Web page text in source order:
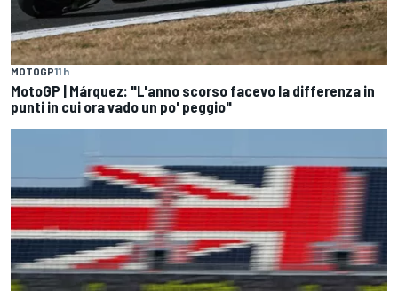
MOTOGP11 h
MotoGP | Márquez: "L'anno scorso facevo la differenza in
punti in cui ora vado un po' peggio"